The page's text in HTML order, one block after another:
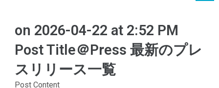
on 2026-04-22 at 2:52 PM
Post Title​＠Press 最新のプレ
スリリース一覧
Post Content